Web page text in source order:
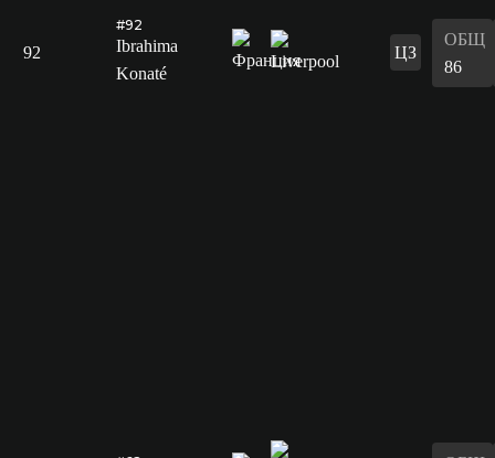
92
#92
Ibrahima
Konaté
ЦЗ
ОБЩ
86